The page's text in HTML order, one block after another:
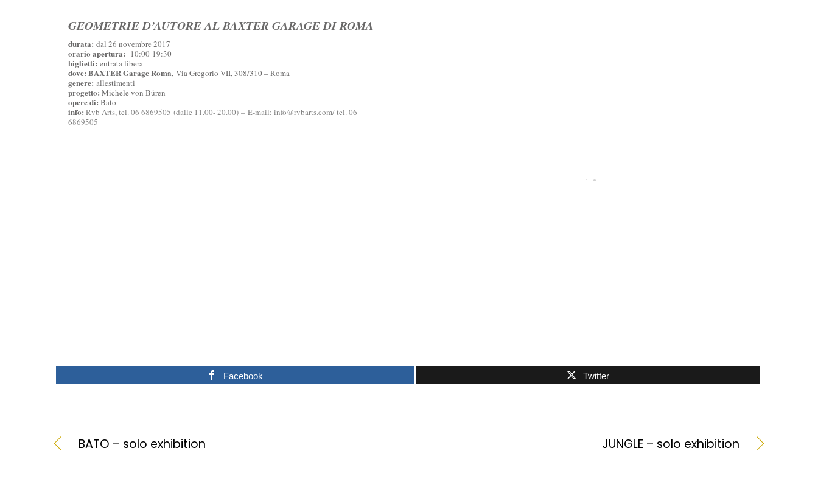
GEOMETRIE D’AUTORE AL BAXTER GARAGE DI ROMA
durata: dal 26 novembre 2017
orario apertura: 10:00-19:30
biglietti: entrata libera
dove: BAXTER Garage Roma, Via Gregorio VII, 308/310 – Roma
genere: allestimenti
progetto: Michele von Büren
opere di: Bato
info: Rvb Arts, tel. 06 6869505 (dalle 11.00- 20.00) – E-mail: info@rvbarts.com/ tel. 06
6869505
Facebook Twitter
BATO – solo exhibition JUNGLE – solo exhibition